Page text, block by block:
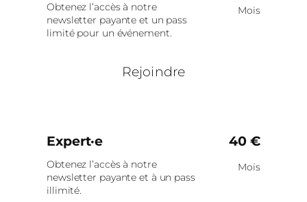
Obtenez l’accès à notre
newsletter payante et un pass
limité pour un événement.
Mois
Rejoindre
Expert·e
Obtenez l’accès à notre
newsletter payante et à un pass
illimité.
40 €
Mois